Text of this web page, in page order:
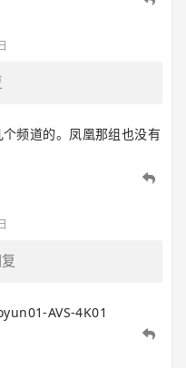
频道的。凤凰那组也没有
AVS-4K01